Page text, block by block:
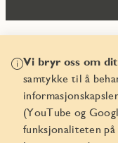
Vi bryr oss om
samtykke til å
(YouTube og
funksjonaliteten
©